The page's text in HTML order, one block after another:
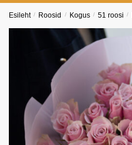
Esileht / Roosid / Kogus / 51 roosi /